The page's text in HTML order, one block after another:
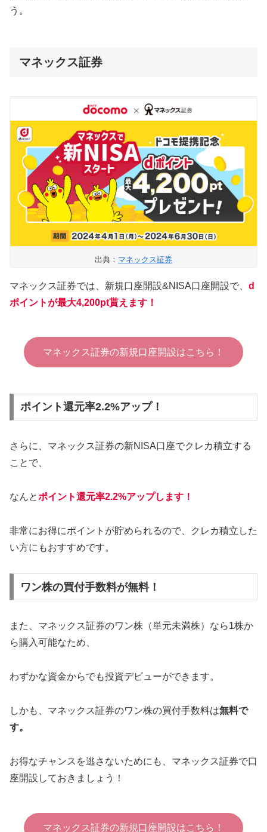
う。
マネックス証券
出典： マネックス証券
マネックス証券では、新規口座開設&NISA口座開設で、 d
ポイントが最大4,200pt貰えます！
マネックス証券の新規口座開設はこちら！
ポイント還元率2.2%アップ！
さらに、マネックス証券の新NISA口座でクレカ積立する
ことで、
なんとポイント還元率2.2%アップします！
非常にお得にポイントが貯められるので、クレカ積立した
い方にもおすすめです。
ワン株の買付手数料が無料！
また、マネックス証券のワン株（単元未満株）なら1株か
ら購入可能なため、
わずかな資金からでも投資デビューができます。
しかも、マネックス証券のワン株の買付手数料は無料で
す。
お得なチャンスを逃さないためにも、マネックス証券で口
座開設しておきましょう！
マネックス証券の新規口座開設はこちら！